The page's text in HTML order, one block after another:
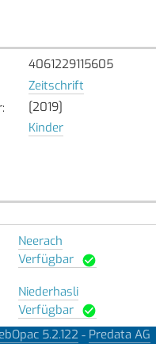
4061229115605
Zeitschrift
:
[2019]
Kinder
Neerach
Verfügbar
Niederhasli
Verfügbar
5.2.122 - Predata AG